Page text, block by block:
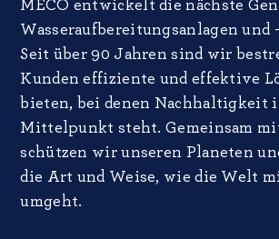
MECO entwickelt die nächste
Wasseraufbereitungsanlagen und
Seit über 90 Jahren sind wir
Kunden effiziente und effektive
bieten, bei denen Nachhaltigkeit
Mittelpunkt steht. Gemeinsam
schützen wir unseren Planeten
die Art und Weise, wie die Welt
umgeht.